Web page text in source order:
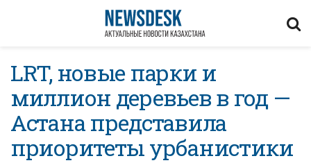
LRT, новые парки и
миллион деревьев в год —
Астана представила
приоритеты урбанистики